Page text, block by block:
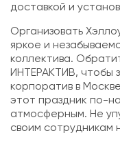
доставкой и
Организовать
яркое и
коллектива.
ИНТЕРАКТИВ, чтобы
корпоратив в
этот праздник по-
атмосферным. Не
своим сотрудникам